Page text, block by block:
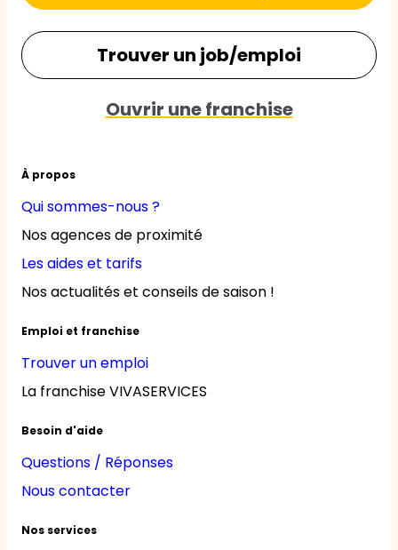
À propos
Qui sommes-nous ?
Nos agences de proximité
Les aides et tarifs
Nos actualités et conseils de saison !
Emploi et franchise
Trouver un emploi
La franchise VIVASERVICES
Besoin d'aide
Questions / Réponses
Nous contacter
Nos services
Trouver un job/emploi
Ouvrir une franchise